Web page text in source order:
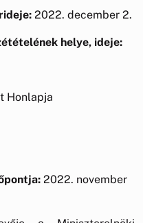
2022. december 2.
helye, ideje:
2022. november